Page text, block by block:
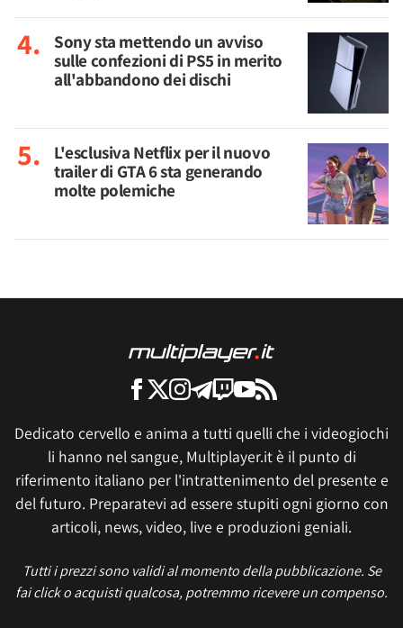
Sony sta mettendo un avviso
sulle confezioni di PS5 in merito
all'abbandono dei dischi
L'esclusiva Netflix per il nuovo
trailer di GTA 6 sta generando
molte polemiche
Dedicato cervello e anima a tutti quelli che i videogiochi
li hanno nel sangue, Multiplayer.it è il punto di
riferimento italiano per l'intrattenimento del presente e
del futuro. Preparatevi ad essere stupiti ogni giorno con
articoli, news, video, live e produzioni geniali.
Tutti i prezzi sono validi al momento della pubblicazione. Se
fai click o acquisti qualcosa, potremmo ricevere un compenso.